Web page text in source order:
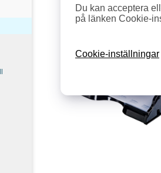
Du kan acceptera
på länken Cookie-
Cookie-inställningar